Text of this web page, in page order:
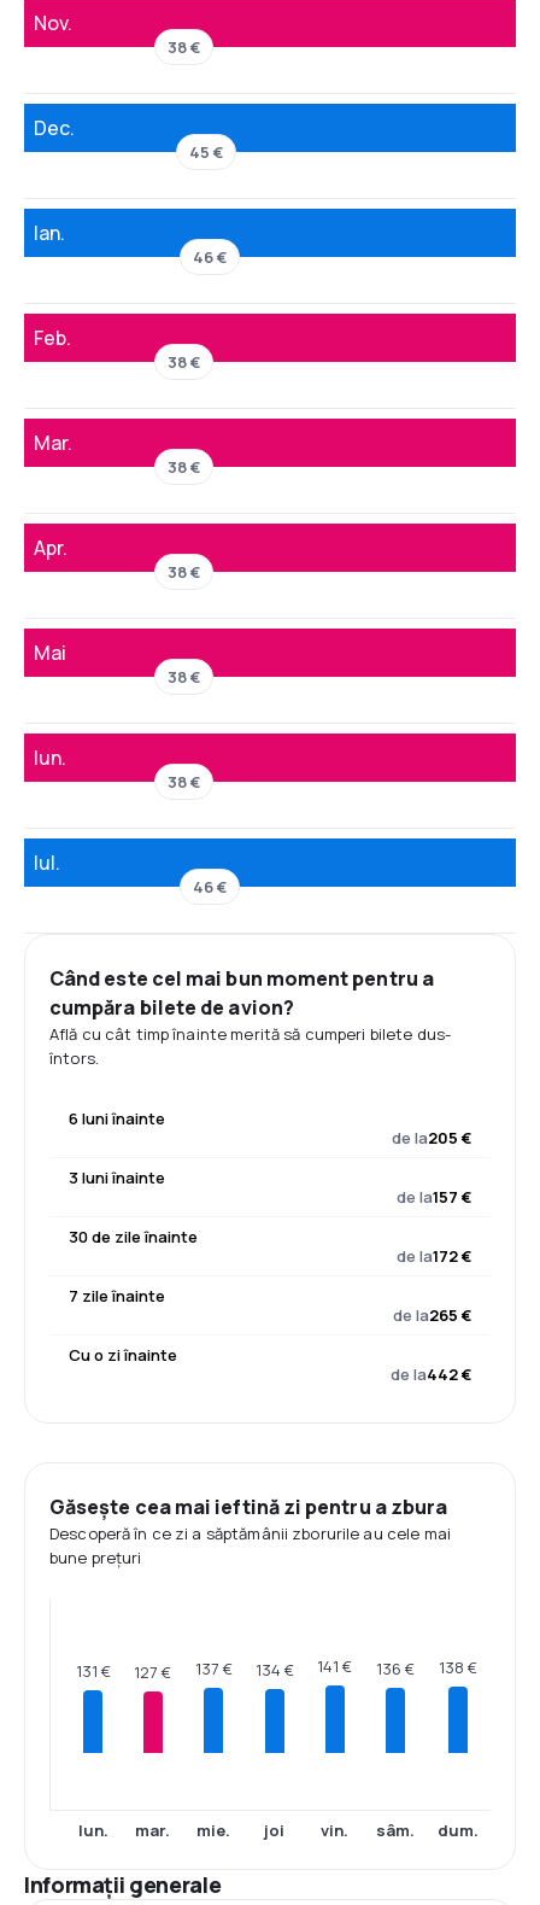
Nov.
38 €
Dec.
45 €
Ian.
46 €
Feb.
38 €
Mar.
38 €
Apr.
38 €
Mai
38 €
Iun.
38 €
Iul.
46 €
Când este cel mai bun moment pentru a
cumpăra bilete de avion?
Află cu cât timp înainte merită să cumperi bilete dus-
întors.
6 luni înainte
de la205 €
3 luni înainte
de la157 €
30 de zile înainte
de la172 €
7 zile înainte
de la265 €
Cu o zi înainte
de la442 €
Găsește cea mai ieftină zi pentru a zbura
Descoperă în ce zi a săptămânii zborurile au cele mai
bune prețuri
131 €
lun.
127 €
mar.
137 €
mie.
134 €
joi
141 €
vin.
136 €
sâm.
138 €
dum.
Informații generale